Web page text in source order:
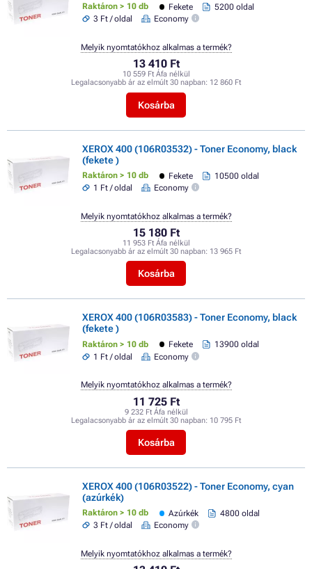
Raktáron > 10 db Fekete
5200 oldal
3 Ft / oldal
Economy
13 410 Ft
10 559 Ft Áfa nélkül
Legalacsonyabb ár az elmúlt 30 napban: 12 860 Ft
Kosárba
Melyik nyomtatókhoz alkalmas a termék?
XEROX 400 (106R03532) - Toner Economy, black
(fekete )
Raktáron > 10 db Fekete
10500 oldal
1 Ft / oldal
Economy
15 180 Ft
11 953 Ft Áfa nélkül
Legalacsonyabb ár az elmúlt 30 napban: 13 965 Ft
Kosárba
Melyik nyomtatókhoz alkalmas a termék?
XEROX 400 (106R03583) - Toner Economy, black
(fekete )
Raktáron > 10 db Fekete
13900 oldal
1 Ft / oldal
Economy
11 725 Ft
9 232 Ft Áfa nélkül
Legalacsonyabb ár az elmúlt 30 napban: 10 795 Ft
Kosárba
Melyik nyomtatókhoz alkalmas a termék?
XEROX 400 (106R03522) - Toner Economy, cyan
(azúrkék)
Raktáron > 10 db Azúrkék
4800 oldal
3 Ft / oldal
Economy
Melyik nyomtatókhoz alkalmas a termék?